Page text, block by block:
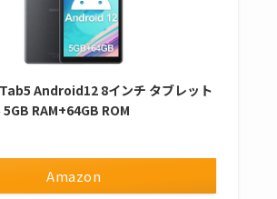
Android12 8インチ タブレット
RAM+64GB ROM
Amazon